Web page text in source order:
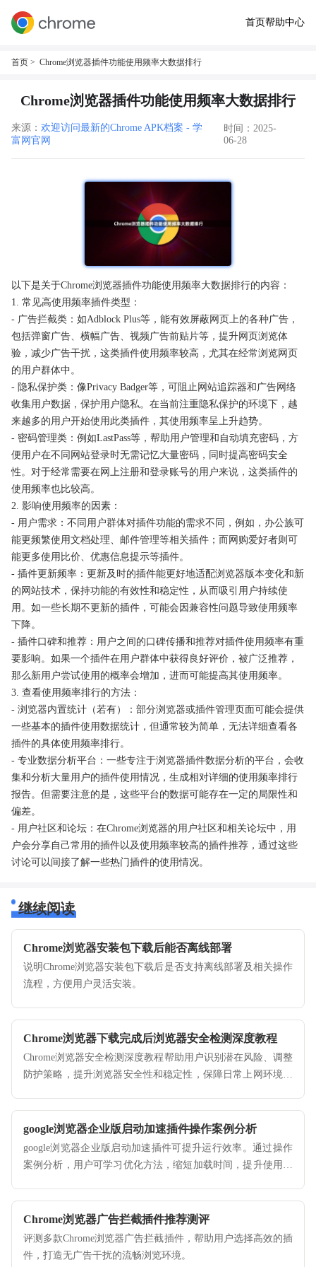
首页帮助中心
首页 > Chrome浏览器插件功能使用频率大数据排行
Chrome浏览器插件功能使用频率大数据排行
来源： 欢迎访问最新的Chrome APK档案 - 学
富网官网
时间：2025-
06-28
以下是关于Chrome浏览器插件功能使用频率大数据排行的内容：
1. 常见高使用频率插件类型：
- 广告拦截类：如Adblock Plus等，能有效屏蔽网页上的各种广告，
包括弹窗广告、横幅广告、视频广告前贴片等，提升网页浏览体
验，减少广告干扰，这类插件使用频率较高，尤其在经常浏览网页
的用户群体中。
- 隐私保护类：像Privacy Badger等，可阻止网站追踪器和广告网络
收集用户数据，保护用户隐私。在当前注重隐私保护的环境下，越
来越多的用户开始使用此类插件，其使用频率呈上升趋势。
- 密码管理类：例如LastPass等，帮助用户管理和自动填充密码，方
便用户在不同网站登录时无需记忆大量密码，同时提高密码安全
性。对于经常需要在网上注册和登录账号的用户来说，这类插件的
使用频率也比较高。
2. 影响使用频率的因素：
- 用户需求：不同用户群体对插件功能的需求不同，例如，办公族可
能更频繁使用文档处理、邮件管理等相关插件；而网购爱好者则可
能更多使用比价、优惠信息提示等插件。
- 插件更新频率：更新及时的插件能更好地适配浏览器版本变化和新
的网站技术，保持功能的有效性和稳定性，从而吸引用户持续使
用。如一些长期不更新的插件，可能会因兼容性问题导致使用频率
下降。
- 插件口碑和推荐：用户之间的口碑传播和推荐对插件使用频率有重
要影响。如果一个插件在用户群体中获得良好评价，被广泛推荐，
那么新用户尝试使用的概率会增加，进而可能提高其使用频率。
3. 查看使用频率排行的方法：
- 浏览器内置统计（若有）：部分浏览器或插件管理页面可能会提供
一些基本的插件使用数据统计，但通常较为简单，无法详细查看各
插件的具体使用频率排行。
- 专业数据分析平台：一些专注于浏览器插件数据分析的平台，会收
集和分析大量用户的插件使用情况，生成相对详细的使用频率排行
报告。但需要注意的是，这些平台的数据可能存在一定的局限性和
偏差。
- 用户社区和论坛：在Chrome浏览器的用户社区和相关论坛中，用
户会分享自己常用的插件以及使用频率较高的插件推荐，通过这些
讨论可以间接了解一些热门插件的使用情况。
继续阅读
Chrome浏览器安装包下载后能否离线部署
说明Chrome浏览器安装包下载后是否支持离线部署及相关操作
流程，方便用户灵活安装。
Chrome浏览器下载完成后浏览器安全检测深度教程
Chrome浏览器安全检测深度教程帮助用户识别潜在风险、调整
防护策略，提升浏览器安全性和稳定性，保障日常上网环境安
google浏览器企业版启动加速插件操作案例分析
google浏览器企业版启动加速插件可提升运行效率。通过操作
案例分析，用户可学习优化方法，缩短加载时间，提升使用体
Chrome浏览器广告拦截插件推荐测评
评测多款Chrome浏览器广告拦截插件，帮助用户选择高效的插
件，打造无广告干扰的流畅浏览环境。